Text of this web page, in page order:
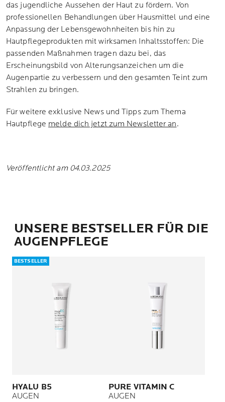
das jugendliche Aussehen der Haut zu fördern. Von
professionellen Behandlungen über Hausmittel und eine
Anpassung der Lebensgewohnheiten bis hin zu
Hautpflegeprodukten mit wirksamen Inhaltsstoffen: Die
passenden Maßnahmen tragen dazu bei, das
Erscheinungsbild von Alterungsanzeichen um die
Augenpartie zu verbessern und den gesamten Teint zum
Strahlen zu bringen.
Für weitere exklusive News und Tipps zum Thema
Hautpflege melde dich jetzt zum Newsletter an.
Veröffentlicht am 04.03.2025
UNSERE BESTSELLER FÜR DIE
AUGENPFLEGE
BESTSELLER
HYALU B5
AUGEN
PURE VITAMIN C
AUGEN